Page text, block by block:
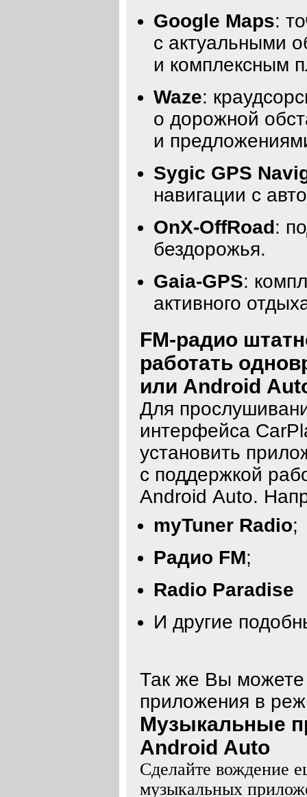
Google Maps:
с актуальными
и комплексным
Waze:
о дорожной
и
Sygic GPS
навигации с
OnX-OffRoad:
бездорожья.
Gaia-GPS:
активного
FM-радио
работать
или Android
Для
интерфейса
установить
с поддержкой
Android Auto.
myTuner Radio;
Радио FM;
Radio Paradise
И другие
Так же Вы можете
приложения в
Музыкальные
Android Auto
Сделайте вождение
музыкальных